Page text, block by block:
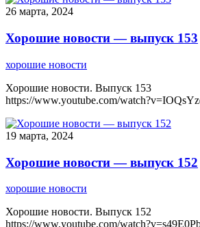
26 марта, 2024
Хорошие новости — выпуск 153
хорошие новости
Хорошие новости. Выпуск 153
https://www.youtube.com/
19 марта, 2024
Хорошие новости — выпуск 152
хорошие новости
Хорошие новости. Выпуск 152
https://www.youtube.com/